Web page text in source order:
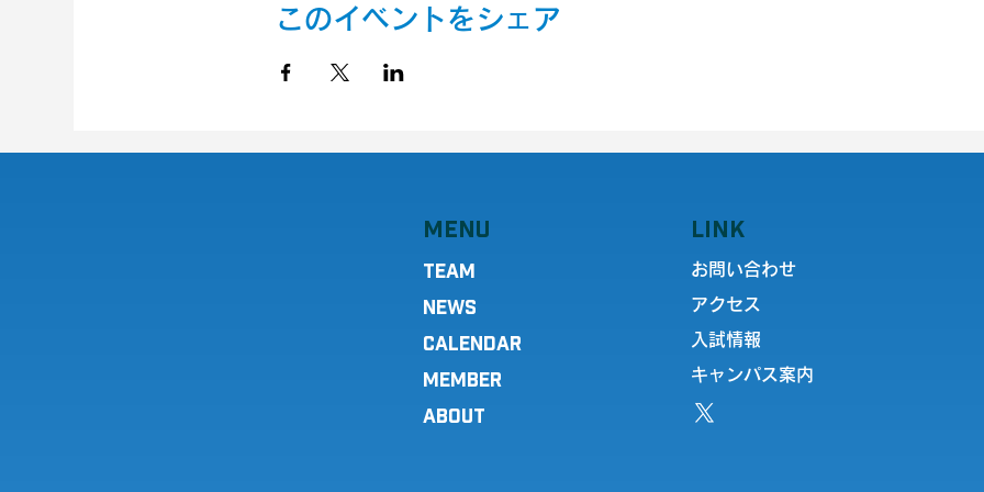
このイベントをシェア
MENU
TEAM
NEWS
CALENDAR
MEMBER
ABOUT
LINK
お問い合わせ
アクセス
入試情報
キャンパス案内